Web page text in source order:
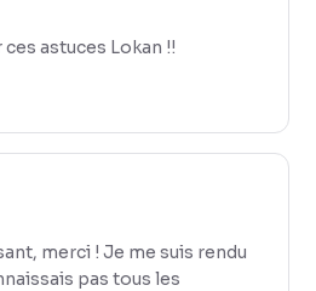
astuces Lokan !!
merci ! Je me suis rendu
pas tous les